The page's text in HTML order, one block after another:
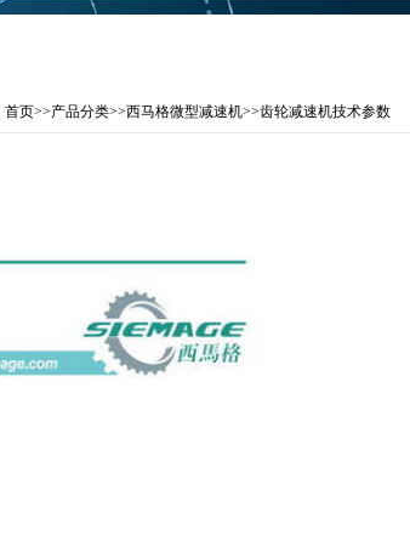
首页>>产品分类>>西马格微型减速机>>齿轮减速机技术参数